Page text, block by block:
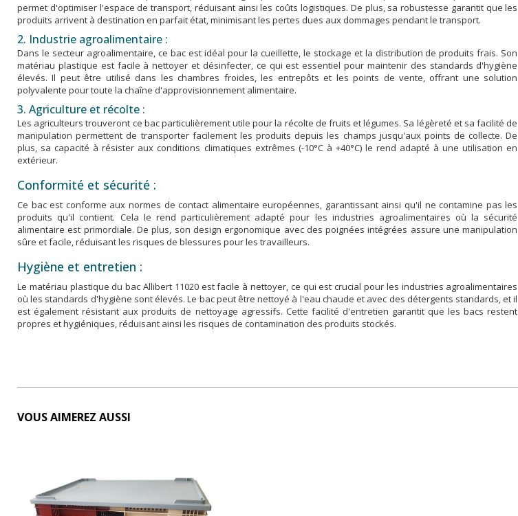
permet d'optimiser l'espace de transport, réduisant ainsi les coûts logistiques. De plus, sa robustesse garantit que les
produits arrivent à destination en parfait état, minimisant les pertes dues aux dommages pendant le transport.
2. Industrie agroalimentaire :
Dans le secteur agroalimentaire, ce bac est idéal pour la cueillette, le stockage et la distribution de produits frais. Son
matériau plastique est facile à nettoyer et désinfecter, ce qui est essentiel pour maintenir des standards d'hygiène
élevés. Il peut être utilisé dans les chambres froides, les entrepôts et les points de vente, offrant une solution
polyvalente pour toute la chaîne d'approvisionnement alimentaire.
3. Agriculture et récolte :
Les agriculteurs trouveront ce bac particulièrement utile pour la récolte de fruits et légumes. Sa légèreté et sa facilité de
manipulation permettent de transporter facilement les produits depuis les champs jusqu'aux points de collecte. De
plus, sa capacité à résister aux conditions climatiques extrêmes (-10°C à +40°C) le rend adapté à une utilisation en
extérieur.
Conformité et sécurité :
Ce bac est conforme aux normes de contact alimentaire européennes, garantissant ainsi qu'il ne contamine pas les
produits qu'il contient. Cela le rend particulièrement adapté pour les industries agroalimentaires où la sécurité
alimentaire est primordiale. De plus, son design ergonomique avec des poignées intégrées assure une manipulation
sûre et facile, réduisant les risques de blessures pour les travailleurs.
Hygiène et entretien :
Le matériau plastique du bac Allibert 11020 est facile à nettoyer, ce qui est crucial pour les industries agroalimentaires
où les standards d'hygiène sont élevés. Le bac peut être nettoyé à l'eau chaude et avec des détergents standards, et il
est également résistant aux produits de nettoyage agressifs. Cette facilité d'entretien garantit que les bacs restent
propres et hygiéniques, réduisant ainsi les risques de contamination des produits stockés.
VOUS AIMEREZ AUSSI